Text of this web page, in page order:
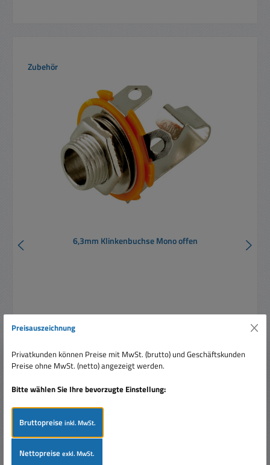
Produktgalerie überspringen
Zubehör
6,3mm Klinkenbuchse Mono offen
Preise inkl. MwSt. zzgl. Versandkosten
Details
Ähnliche Artikel
Preisauszeichnung
Privatkunden können Preise mit MwSt. (brutto) und Geschäftskunden
Preise ohne MwSt. (netto) angezeigt werden.
Bitte wählen Sie Ihre bevorzugte Einstellung:
Bruttopreiseinkl. MwSt.
Nettopreiseexkl. MwSt.